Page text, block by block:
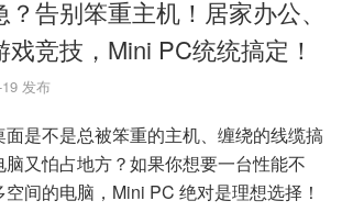
告别笨重主机！居家办公、
竞技，Mini PC统统搞定！
发布
是不是总被笨重的主机、缠绕的线缆搞
又怕占地方？如果你想要一台性能不
间的电脑，Mini PC 绝对是理想选择！